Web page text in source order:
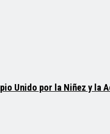
Unido por la Niñez y la